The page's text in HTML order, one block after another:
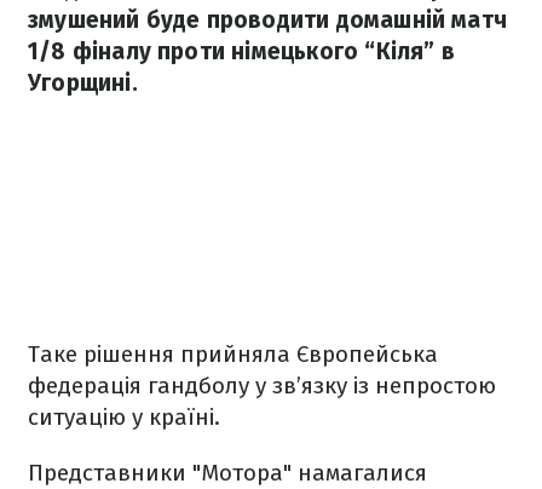
змушений буде проводити домашній матч
1/8 фіналу проти німецького “Кіля” в
Угорщині.
Таке рішення прийняла Європейська
федерація гандболу у зв’язку із непростою
ситуацію у країні.
Представники "Мотора" намагалися